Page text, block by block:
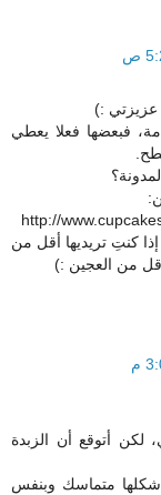
عزيزتي :)
فبعضها فعلا يعطي
http://
كنتِ تريديها أقل من
أقل من العجين :)
أتوقع أن الزبدة
شكلها متماسك وبنفس